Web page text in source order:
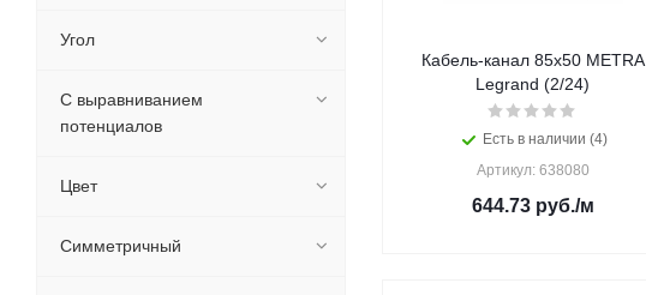
Кабель-канал 85х50 METRA
Legrand (2/24)
Есть в наличии (4)
Артикул: 638080
644.73руб./м
Угол
С выравниванием
потенциалов
Цвет
Симметричный